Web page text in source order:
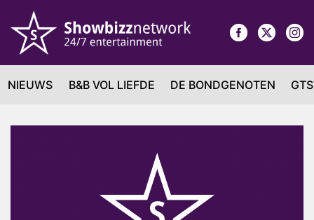
NIEUWS B&B VOL LIEFDE DE BONDGENOTEN